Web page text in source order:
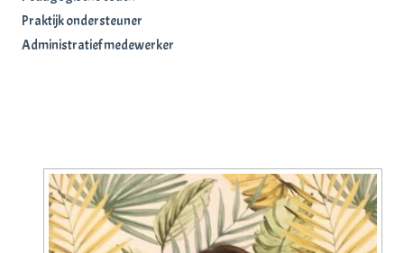
Praktijk ondersteuner
Administratief medewerker